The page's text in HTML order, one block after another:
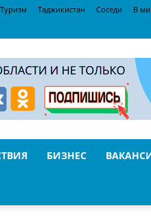
Туризм Таджикистан Соседи В
БИЗНЕС